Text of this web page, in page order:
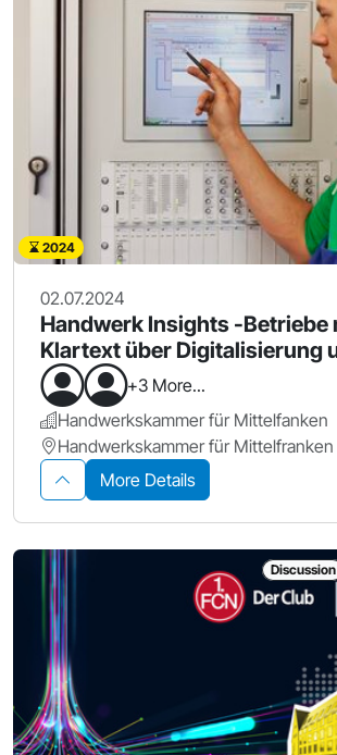
2024
02.07.2024
Handwerk Insights -Betriebe
Klartext über Digitalisierung
+3 More...
Handwerkskammer für Mittelfanken
Handwerkskammer für Mittelfranken
More Details
Discussion